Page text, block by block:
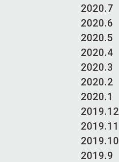
2020.7
2020.6
2020.5
2020.4
2020.3
2020.2
2020.1
2019.12
2019.11
2019.10
2019.9